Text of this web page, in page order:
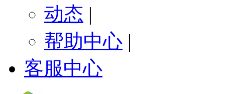
动态 |
帮助中心 |
客服中心